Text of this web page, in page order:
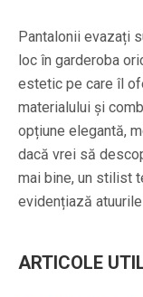
Pantalonii evazați
loc în garderoba
estetic pe care îl
materialului și
opțiune elegantă,
dacă vrei să
mai bine, un stilist
evidențiază
ARTICOLE